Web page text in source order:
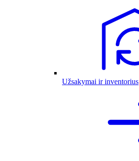
Užsakymai ir inventorius